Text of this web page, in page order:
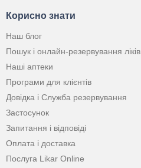
Корисно знати
Наш блог
Пошук і онлайн-резервування ліків
Наші аптеки
Програми для клієнтів
Довідка і Служба резервування
Застосунок
Запитання і відповіді
Оплата і доставка
Послуга Likar Online